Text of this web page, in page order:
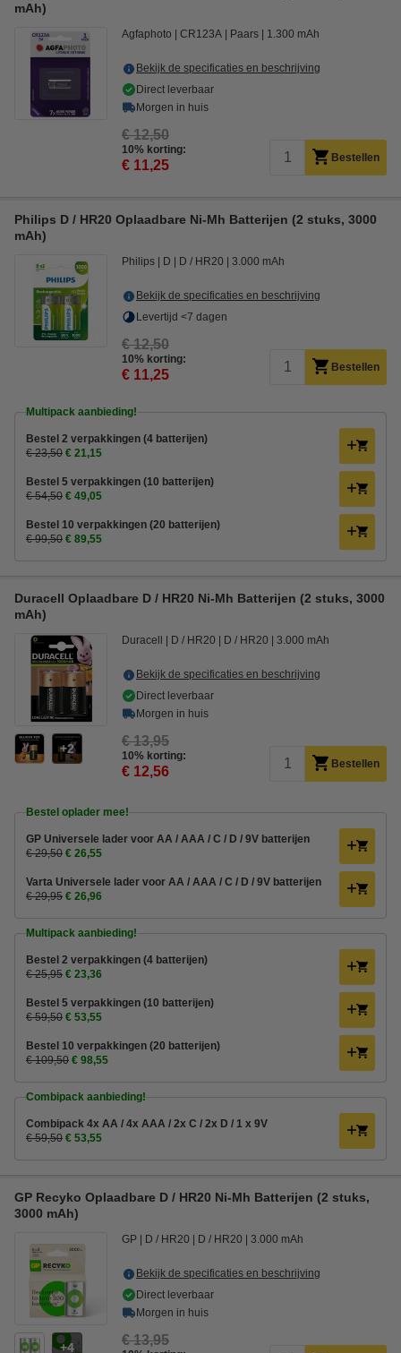
mAh)
Agfaphoto CR123A Paars 1.300 mAh
Bekijk de specificaties en beschrijving
Direct leverbaar
Morgen in huis
€ 12,50
10% korting:
€ 11,25 Bestellen
Philips D / HR20 Oplaadbare Ni-Mh Batterijen (2 stuks, 3000
mAh)
Philips D D / HR20 3.000 mAh
Bekijk de specificaties en beschrijving
Levertijd <7 dagen
€ 12,50
10% korting:
€ 11,25 Bestellen
Multipack aanbieding!
Bestel 2 verpakkingen (4 batterijen)
€ 23,50 € 21,15
Bestel 5 verpakkingen (10 batterijen)
€ 54,50 € 49,05
Bestel 10 verpakkingen (20 batterijen)
€ 99,50 € 89,55
Duracell Oplaadbare D / HR20 Ni-Mh Batterijen (2 stuks, 3000
mAh)
2
Duracell D / HR20 D / HR20 3.000 mAh
Bekijk de specificaties en beschrijving
Direct leverbaar
Morgen in huis
€ 13,95
10% korting:
€ 12,56 Bestellen
Bestel oplader mee!
GP Universele lader voor AA / AAA / C / D / 9V batterijen
€ 29,50 € 26,55
Varta Universele lader voor AA / AAA / C / D / 9V batterijen
€ 29,95 € 26,96
Multipack aanbieding!
Bestel 2 verpakkingen (4 batterijen)
€ 25,95 € 23,36
Bestel 5 verpakkingen (10 batterijen)
€ 59,50 € 53,55
Bestel 10 verpakkingen (20 batterijen)
€ 109,50 € 98,55
Combipack aanbieding!
Combipack 4x AA / 4x AAA / 2x C / 2x D / 1 x 9V
€ 59,50 € 53,55
GP Recyko Oplaadbare D / HR20 Ni-Mh Batterijen (2 stuks,
3000 mAh)
4
GP D / HR20 D / HR20 3.000 mAh
Bekijk de specificaties en beschrijving
Direct leverbaar
Morgen in huis
€ 13,95